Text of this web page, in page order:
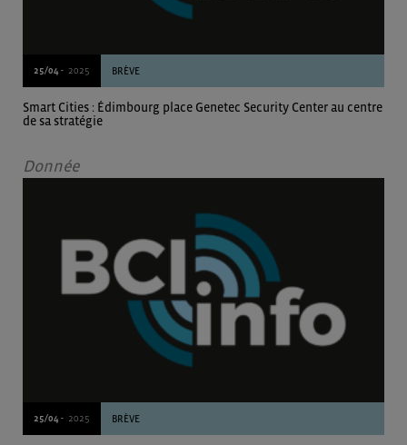
25/04 - 2025 BRÈVE
Smart Cities : Édimbourg place Genetec Security Center au centre
de sa stratégie
Donnée
25/04 - 2025 BRÈVE